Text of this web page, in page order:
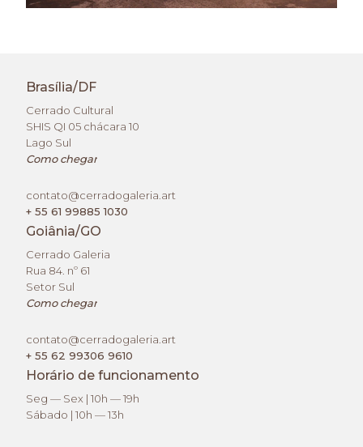
Brasília/DF
Cerrado Cultural
SHIS QI 05 chácara 10
Lago Sul
Como chegar
contato@cerradogaleria.art
+ 55 61 99885 1030
Goiânia/GO
Cerrado Galeria
Rua 84. nº 61
Setor Sul
Como chegar
contato@cerradogaleria.art
+ 55 62 99306 9610
Horário de funcionamento
Seg — Sex | 10h — 19h
Sábado | 10h — 13h